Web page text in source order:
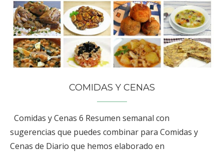
COMIDAS Y CENAS
Comidas y Cenas 6 Resumen semanal con
sugerencias que puedes combinar para Comidas y
Cenas de Diario que hemos elaborado en